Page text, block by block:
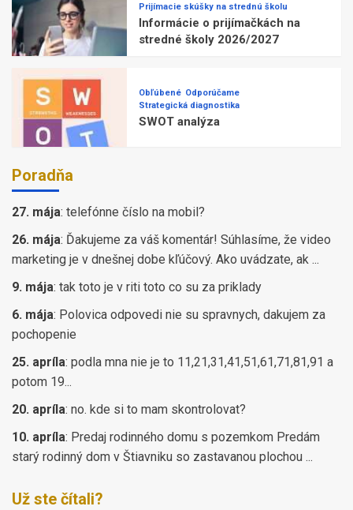
Prijímacie skúšky na strednú školu
Informácie o prijímačkách na
stredné školy 2026/2027
Obľúbené Odporúčame
Strategická diagnostika
SWOT analýza
Poradňa
27. mája: telefónne číslo na mobil?
26. mája: Ďakujeme za váš komentár! Súhlasíme, že video
marketing je v dnešnej dobe kľúčový. Ako uvádzate, ak ...
9. mája: tak toto je v riti toto co su za priklady
6. mája: Polovica odpovedi nie su spravnych, dakujem za
pochopenie
25. apríla: podla mna nie je to 11,21,31,41,51,61,71,81,91 a
potom 19...
20. apríla: no. kde si to mam skontrolovat?
10. apríla: Predaj rodinného domu s pozemkom Predám
starý rodinný dom v Štiavniku so zastavanou plochou ...
Už ste čítali?